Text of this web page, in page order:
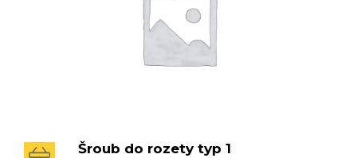
Šroub do rozety typ 1